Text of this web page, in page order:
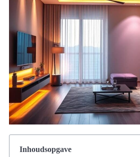
Inhoudsopgave